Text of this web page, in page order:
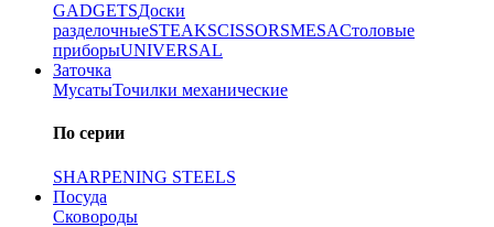
GADGETSДоски
разделочныеSTEAKSCISSORSMESAСтоловые
приборыUNIVERSAL
Заточка
МусатыТочилки механические
По серии
SHARPENING STEELS
Посуда
Сковороды